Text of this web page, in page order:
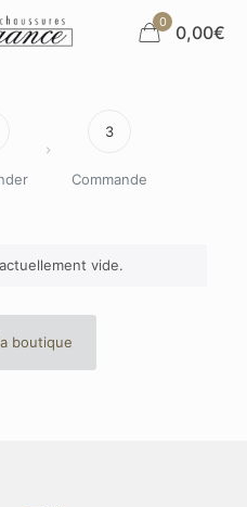
0 0,00€
3
Commande
vide.
boutique